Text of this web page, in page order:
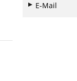
E-Mail